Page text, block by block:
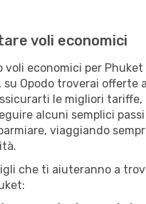
voli economici
voli economici per Phuket
su Opodo troverai offerte
le migliori tariffe,
alcuni semplici
viaggiando
che ti aiuteranno a